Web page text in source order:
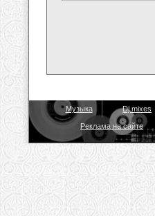
Музыка Dj mixes
Реклама на сайте